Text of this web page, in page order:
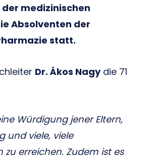
medizinischen
Absolventen der
statt.
Dr. Ákos Nagydie 71
Würdigung jener Eltern,
und viele, viele
erreichen. Zudem ist es